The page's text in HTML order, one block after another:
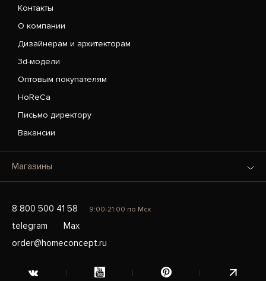
Контакты
О компании
Дизайнерам и архитекторам
3d-модели
Оптовым покупателям
HoReCa
Письмо директору
Вакансии
Магазины
8 800 500 41 58 9:00-21:00 по Мск
telegram
Max
order@homeconcept.ru